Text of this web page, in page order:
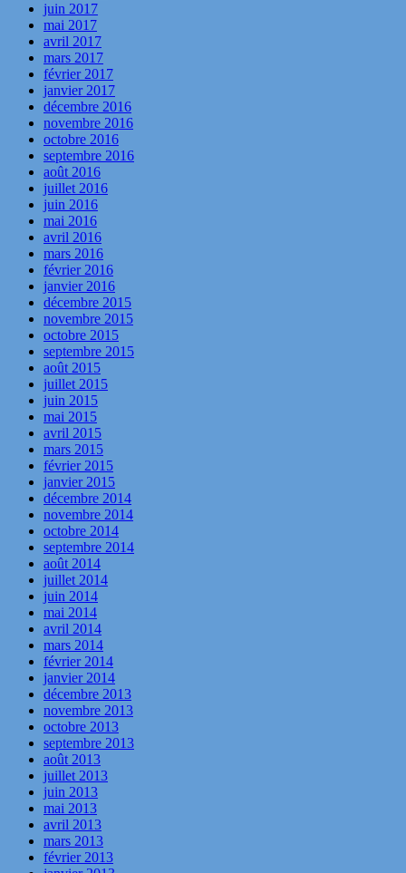
juin 2017
mai 2017
avril 2017
mars 2017
février 2017
janvier 2017
décembre 2016
novembre 2016
octobre 2016
septembre 2016
août 2016
juillet 2016
juin 2016
mai 2016
avril 2016
mars 2016
février 2016
janvier 2016
décembre 2015
novembre 2015
octobre 2015
septembre 2015
août 2015
juillet 2015
juin 2015
mai 2015
avril 2015
mars 2015
février 2015
janvier 2015
décembre 2014
novembre 2014
octobre 2014
septembre 2014
août 2014
juillet 2014
juin 2014
mai 2014
avril 2014
mars 2014
février 2014
janvier 2014
décembre 2013
novembre 2013
octobre 2013
septembre 2013
août 2013
juillet 2013
juin 2013
mai 2013
avril 2013
mars 2013
février 2013